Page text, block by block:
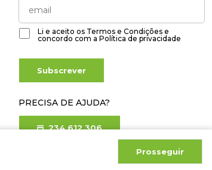
Prosseguir
Li e aceito os Termos e Condições e
concordo com a Política de privacidade
Subscrever
PRECISA DE AJUDA?
234 612 306